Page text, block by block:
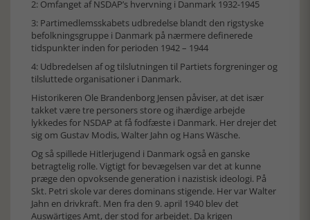
2: Omfanget af NSDAP’s hvervning i Danmark 1932-1945
3: Partimedlemsskabets udbredelse blandt den rigstyske
befolkningsgruppe i Danmark på nærmere definerede
tidspunkter inden for perioden 1942 – 1944
4: Udbredelsen af og tilslutningen til Partiets forgreninger og
tilsluttede organisationer i Danmark.
Historikeren Ole Brandenborg Jensen påviser, at det især
takket være tre personers store og ihærdige arbejde
lykkedes for NSDAP at få fodfæste i Danmark. Her drejer det
sig om Gustav Modis, Walter Jahn og Hans Wäsche.
Og så spillede Hitlerjugend i Danmark også en ganske
betragtelig rolle. Vigtigt for bevægelsen var det at kunne
præge den opvoksende generation i nazistisk ideologi. På
Skt. Petri skole var deres dominans stigende. Her var Walter
Jahn en drivkraft. Men fra den 9. april 1940 blev det
Auswärtiges Amt, der stod for arbejdet. Da krigen